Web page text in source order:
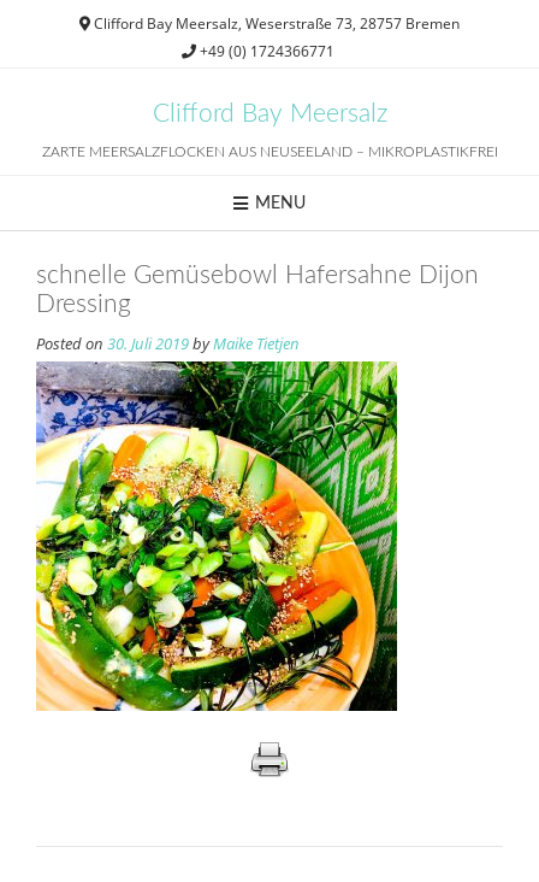
Clifford Bay Meersalz, Weserstraße 73, 28757 Bremen
+49 (0) 1724366771
Clifford Bay Meersalz
ZARTE MEERSALZFLOCKEN AUS NEUSEELAND – MIKROPLASTIKFREI
MENU
schnelle Gemüsebowl Hafersahne Dijon
Dressing
Posted on 30. Juli 2019byMaike Tietjen